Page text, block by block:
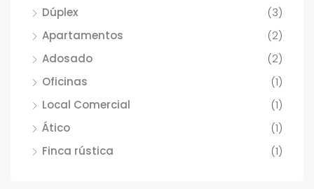
Dúplex
(3)
Apartamentos
(2)
Adosado
(2)
Oficinas
(1)
Local Comercial
(1)
Ático
(1)
Finca rústica
(1)